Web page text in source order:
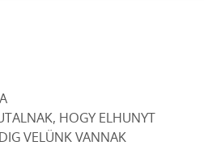
HOGY ELHUNYT
VELÜNK VANNAK